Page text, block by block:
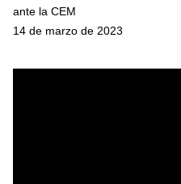
ante la CEM
14 de marzo de 2023